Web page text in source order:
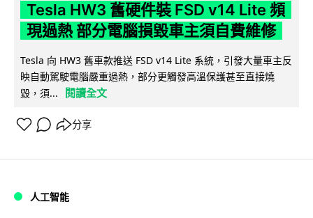
Tesla HW3 舊硬件裝 FSD v14 Lite 頻
現過熱 部分電腦損毀車主須自費維修
Tesla 向 HW3 舊車款推送 FSD v14 Lite 系統，引發大量車主反
映自動駕駛電腦嚴重過熱，部分更觸發高溫保護甚至直接燒
毀，須...
閱讀全文
分享
人工智能